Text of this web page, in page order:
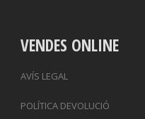
VENDES ONLINE
AVÍS LEGAL
POLÍTICA DEVOLUCIÓ